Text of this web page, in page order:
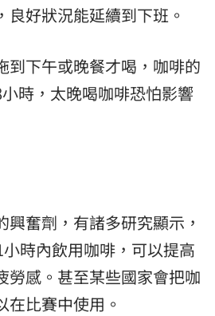
良好狀況能延續到下班。
到下午或晚餐才喝，咖啡的
時，太晚喝咖啡恐怕影響
奮劑，有諸多研究顯示，
時內飲用咖啡，可以提高
勞感。甚至某些國家會把咖
在比賽中使用。